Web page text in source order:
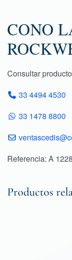
CONO
Consultar
33 4494 4530
33 1478 8800
Referencia: A
Productos